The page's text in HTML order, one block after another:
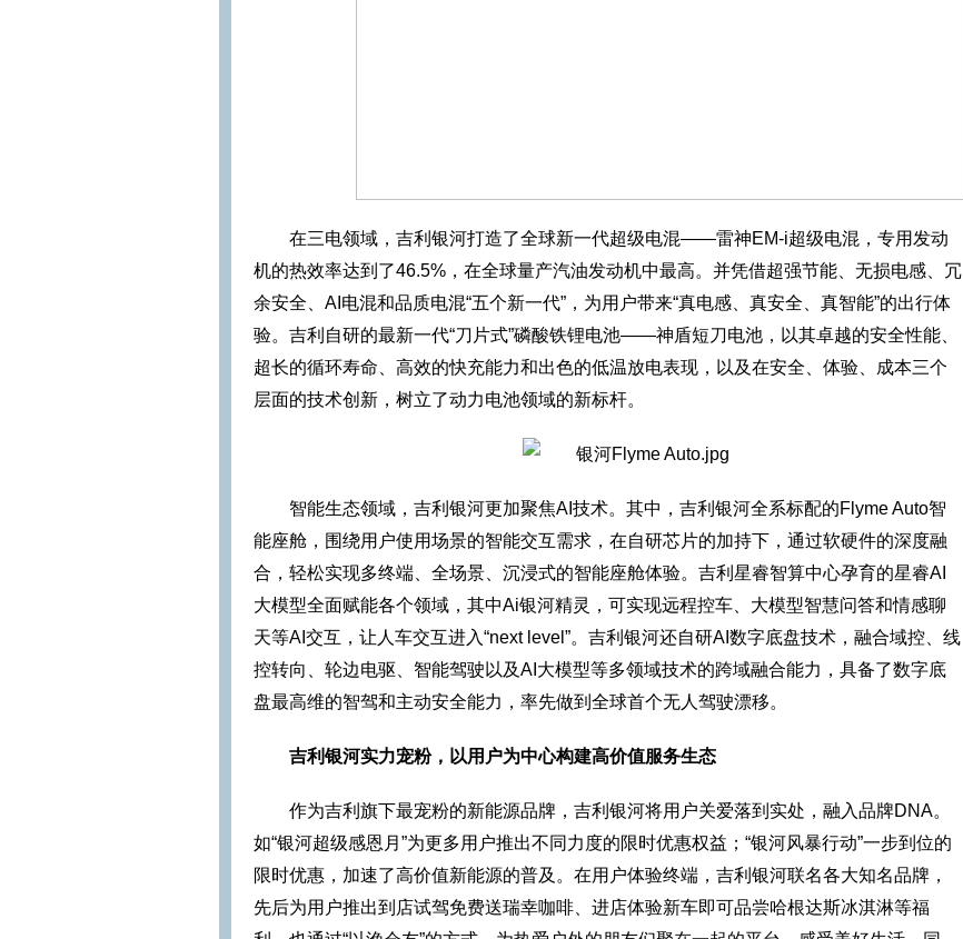
在三电领域，吉利银河打造了全球新一代超级电混——雷神EM-i超级电混，专用发动
机的热效率达到了46.5%，在全球量产汽油发动机中最高。并凭借超强节能、无损电感、冗
余安全、AI电混和品质电混“五个新一代”，为用户带来“真电感、真安全、真智能”的出行体
验。吉利自研的最新一代“刀片式”磷酸铁锂电池——神盾短刀电池，以其卓越的安全性能、
超长的循环寿命、高效的快充能力和出色的低温放电表现，以及在安全、体验、成本三个
层面的技术创新，树立了动力电池领域的新标杆。
智能生态领域，吉利银河更加聚焦AI技术。其中，吉利银河全系标配的Flyme Auto智
能座舱，围绕用户使用场景的智能交互需求，在自研芯片的加持下，通过软硬件的深度融
合，轻松实现多终端、全场景、沉浸式的智能座舱体验。吉利星睿智算中心孕育的星睿AI
大模型全面赋能各个领域，其中Ai银河精灵，可实现远程控车、大模型智慧问答和情感聊
天等AI交互，让人车交互进入“next level”。吉利银河还自研AI数字底盘技术，融合域控、线
控转向、轮边电驱、智能驾驶以及AI大模型等多领域技术的跨域融合能力，具备了数字底
盘最高维的智驾和主动安全能力，率先做到全球首个无人驾驶漂移。
吉利银河实力宠粉，以用户为中心构建高价值服务生态
作为吉利旗下最宠粉的新能源品牌，吉利银河将用户关爱落到实处，融入品牌DNA。
如“银河超级感恩月”为更多用户推出不同力度的限时优惠权益；“银河风暴行动”一步到位的
限时优惠，加速了高价值新能源的普及。在用户体验终端，吉利银河联名各大知名品牌，
先后为用户推出到店试驾免费送瑞幸咖啡、进店体验新车即可品尝哈根达斯冰淇淋等福